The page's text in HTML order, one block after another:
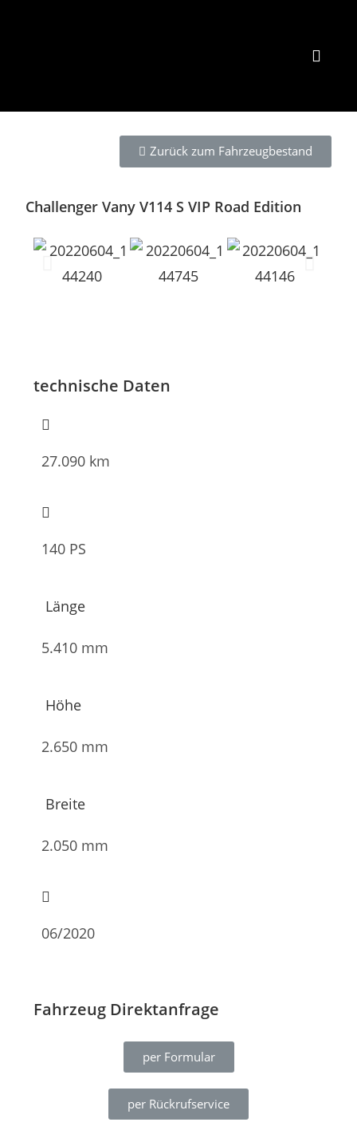
Zurück zum Fahrzeugbestand
Challenger Vany V114 S VIP Road Edition
technische Daten
27.090 km
140 PS
Länge
5.410 mm
Höhe
2.650 mm
Breite
2.050 mm
06/2020
Fahrzeug Direktanfrage
per Formular
per Rückrufservice